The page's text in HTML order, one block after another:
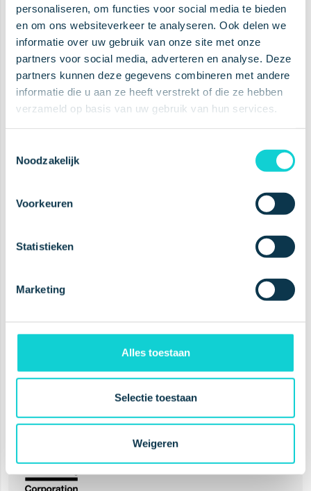
personaliseren, om functies voor social media te bieden
en om ons websiteverkeer te analyseren. Ook delen we
informatie over uw gebruik van onze site met onze
partners voor social media, adverteren en analyse. Deze
partners kunnen deze gegevens combineren met andere
informatie die u aan ze heeft verstrekt of die ze hebben
verzameld op basis van uw gebruik van hun services.
Noodzakelijk
Voorkeuren
Statistieken
Marketing
Alles toestaan
Selectie toestaan
Weigeren
SUBSCRIBE
Clinically Proven
Planet Proof
Award Winning